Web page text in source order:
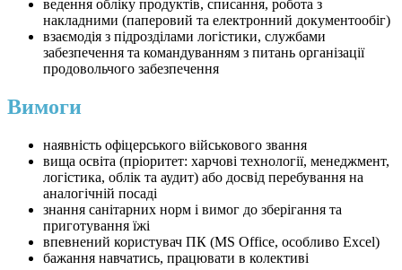
ведення обліку продуктів, списання, робота з
накладними (паперовий та електронний документообіг)
взаємодія з підрозділами логістики, службами
забезпечення та командуванням з питань організації
продовольчого забезпечення
Вимоги
наявність офіцерського військового звання
вища освіта (пріоритет: харчові технології, менеджмент,
логістика, облік та аудит) або досвід перебування на
аналогічній посаді
знання санітарних норм і вимог до зберігання та
приготування їжі
впевнений користувач ПК (MS Office, особливо Excel)
бажання навчатись, працювати в колективі